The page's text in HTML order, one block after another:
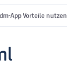
App Vorteile nutzen